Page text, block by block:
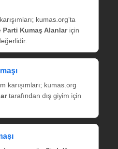
kumas.org’ta
Parti Kumaş Alanlariçin
karışımları; kumas.org
tarafından dış giyim için